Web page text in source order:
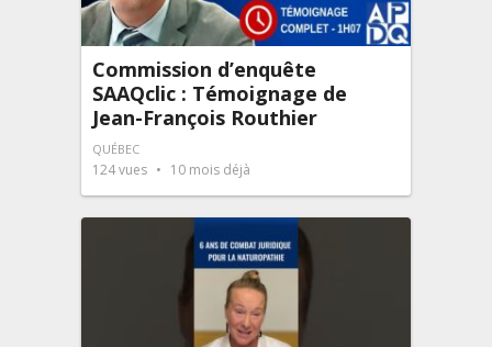
Commission d’enquête
SAAQclic : Témoignage de
Jean-François Routhier
QUÉBEC
124vues 10 mois déjà